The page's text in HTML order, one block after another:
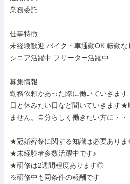
業務委託
仕事特徴
未経験歓迎 バイク・車通勤OK 転勤
シニア活躍中 フリーター活躍中
募集情報
勤務依頼があった際に働いていきま
日と休みたい日など聞いていきます★
ません。自分らしく働きたい方に・・
★冠婚葬祭に関する知識は必要ありま
★未経験者多数活躍中です♪
★研修は2週間程度あります◎
※研修中も同条件の報酬です